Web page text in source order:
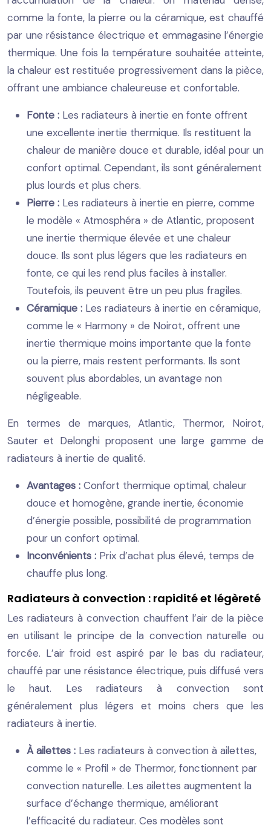
comme la fonte, la pierre ou la céramique, est chauffé
par une résistance électrique et emmagasine l’énergie
thermique. Une fois la température souhaitée atteinte,
la chaleur est restituée progressivement dans la pièce,
offrant une ambiance chaleureuse et confortable.
Fonte : Les radiateurs à inertie en fonte offrent
une excellente inertie thermique. Ils restituent la
chaleur de manière douce et durable, idéal pour un
confort optimal. Cependant, ils sont généralement
plus lourds et plus chers.
Pierre : Les radiateurs à inertie en pierre, comme
le modèle « Atmosphéra » de Atlantic, proposent
une inertie thermique élevée et une chaleur
douce. Ils sont plus légers que les radiateurs en
fonte, ce qui les rend plus faciles à installer.
Toutefois, ils peuvent être un peu plus fragiles.
Céramique : Les radiateurs à inertie en céramique,
comme le « Harmony » de Noirot, offrent une
inertie thermique moins importante que la fonte
ou la pierre, mais restent performants. Ils sont
souvent plus abordables, un avantage non
négligeable.
En termes de marques, Atlantic, Thermor, Noirot,
Sauter et Delonghi proposent une large gamme de
radiateurs à inertie de qualité.
Avantages : Confort thermique optimal, chaleur
douce et homogène, grande inertie, économie
d’énergie possible, possibilité de programmation
pour un confort optimal.
Inconvénients : Prix d’achat plus élevé, temps de
chauffe plus long.
Radiateurs à convection : rapidité et légèreté
Les radiateurs à convection chauffent l’air de la pièce
en utilisant le principe de la convection naturelle ou
forcée. L’air froid est aspiré par le bas du radiateur,
chauffé par une résistance électrique, puis diffusé vers
le haut. Les radiateurs à convection sont
généralement plus légers et moins chers que les
radiateurs à inertie.
À ailettes : Les radiateurs à convection à ailettes,
comme le « Profil » de Thermor, fonctionnent par
convection naturelle. Les ailettes augmentent la
surface d’échange thermique, améliorant
l’efficacité du radiateur. Ces modèles sont